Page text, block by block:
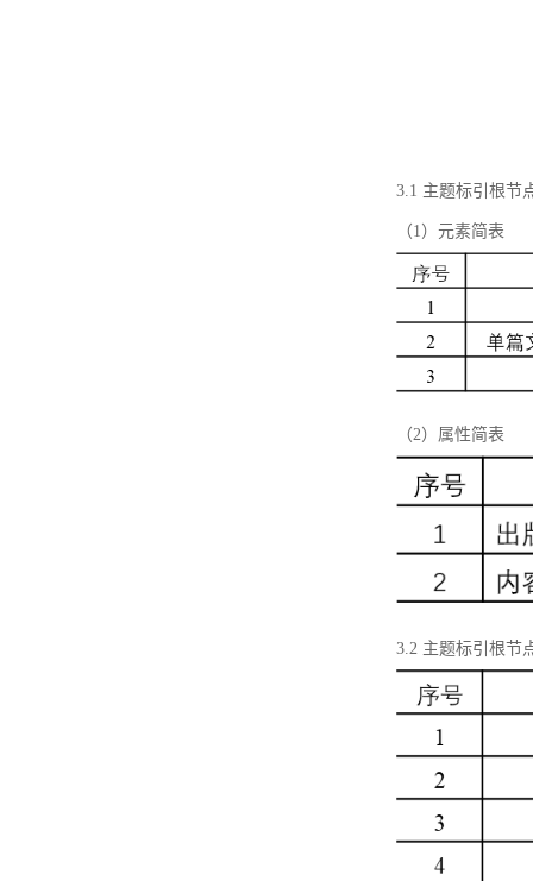
3.1 主题标引根节
（1）元素简表
（2）属性简表
3.2 主题标引根节